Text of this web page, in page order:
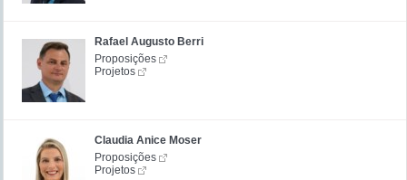
Rafael Augusto Berri
Proposições
Projetos
Claudia Anice Moser
Proposições
Projetos